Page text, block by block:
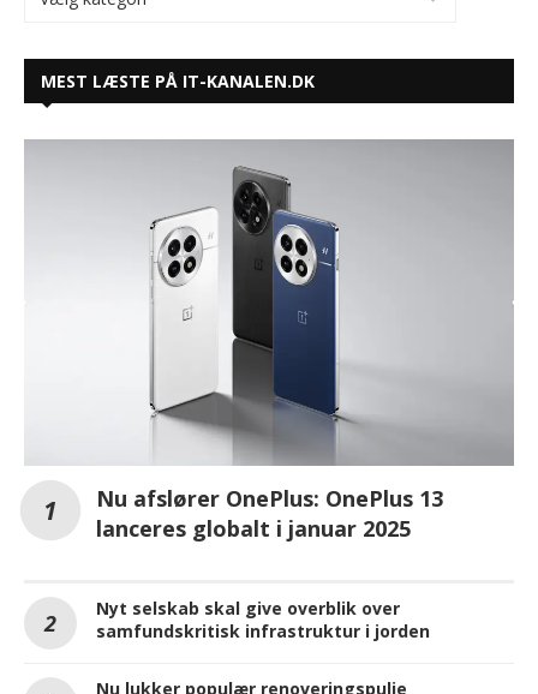
MEST LÆSTE PÅ IT-KANALEN.DK
Nu afslører OnePlus: OnePlus 13
lanceres globalt i januar 2025
Nyt selskab skal give overblik over
samfundskritisk infrastruktur i jorden
Nu lukker populær renoveringspulje